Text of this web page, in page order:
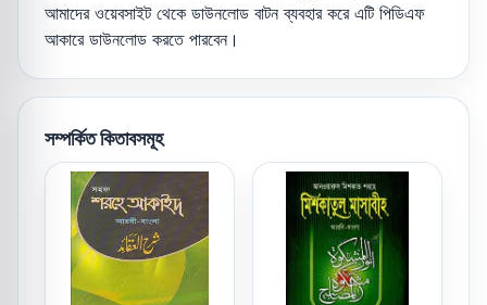
আমাদের ওয়েবসাইট থেকে ডাউনলোড বাটন ব্যবহার করে এটি পিডিএফ
আকারে ডাউনলোড করতে পারবেন।
সম্পর্কিত কিতাবসমূহ